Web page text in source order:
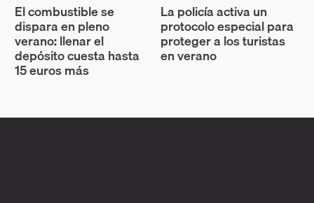
El combustible se
dispara en pleno
verano: llenar el
depósito cuesta hasta
15 euros más
La policía activa un
protocolo especial para
proteger a los turistas
en verano